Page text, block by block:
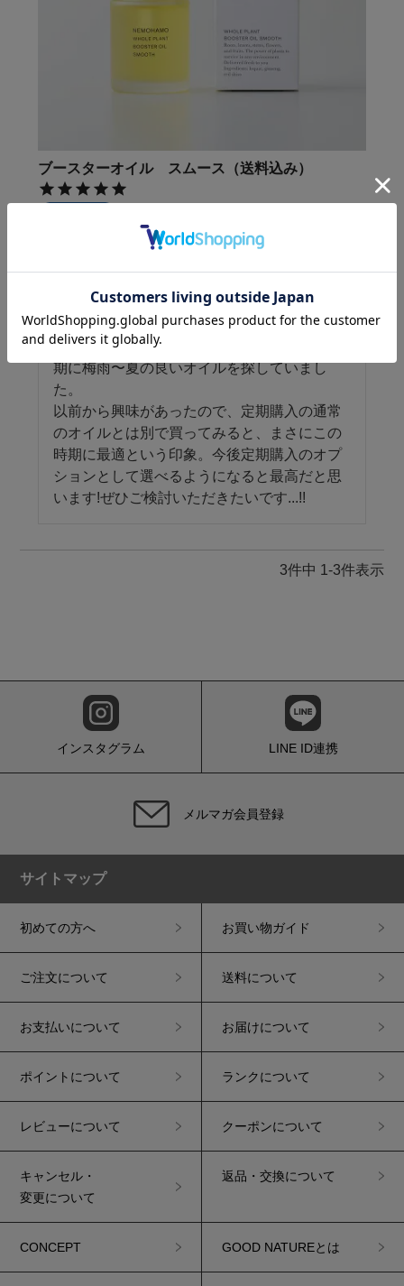
ブースターオイル スムース（送料込み）
ャーが、湿度の多い時期にピッタリです。
油分多めの混合肌で、季節の変わり目に肌が
かなり荒れがちなので、肌がまた荒れたのを
期に梅雨〜夏の良いオイルを探していまし
た。
以前から興味があったので、定期購入の通常
のオイルとは別で買ってみると、まさにこの
時期に最適という印象。今後定期購入のオプ
ションとして選べるようになると最高だと思
います!ぜひご検討いただきたいです...!!
3件中 1 -3件表示
インスタグラム LINE ID連携
メルマガ会員登録
サイトマップ
初めての方へ お買い物ガイド
ご注文について 送料について
お支払いについて お届けについて
ポイントについて ランクについて
レビューについて クーポンについて
キャンセル・
変更について
返品・交換について
CONCEPT GOOD NATUREとは